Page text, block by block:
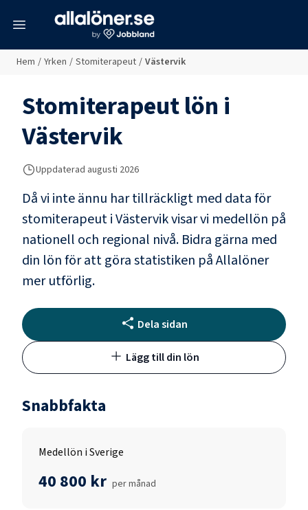
Hem / Yrken / Stomiterapeut / Västervik
Stomiterapeutlön i
Västervik
Uppdaterad augusti 2026
Då vi inte ännu har tillräckligt med data för
stomiterapeutiVästervikvisar vi medellön på
nationell och regional nivå. Bidra gärna med
din lön för att göra statistiken på Allalöner
mer utförlig.
Dela sidan
Lägg till din lön
Snabbfakta
Medellön i Sverige
40 800 kr per månad